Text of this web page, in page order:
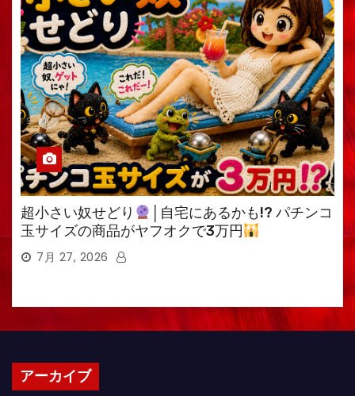
超小さい奴せどり
│自宅にあるかも!? パチンコ
玉サイズの商品がヤフオクで3万円
7月 27, 2026
アーカイブ